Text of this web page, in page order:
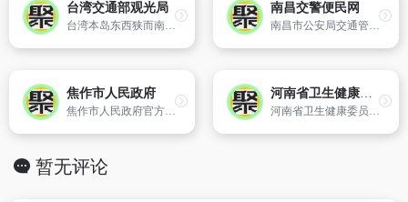
台湾交通部观光局
台湾本岛东西狭而南北长,全岛有三分之二的面积分布着高山林地,其它部分则由丘陵、平台高地、海岸平原及盆地所构成,主要山脉皆为南北走向,中央山脉由北到南纵贯全岛,是台湾东、西部河川的分水岭；其西侧的玉山山脉,主峰接近4,000公尺,为东北亚第一高峰。
南昌交警便民网
南昌市公安局交通管理局主办
焦作市人民政府
焦作市人民政府官方网站
河南省卫生健康委员会
河南省卫生健康委员会是省政府组成部门,为正厅级.
暂无评论